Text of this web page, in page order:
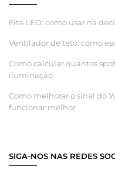
Fita LED: como usar na
Ventilador de teto: como
Como calcular quantos
iluminação
Como melhorar o sinal do
funcionar melhor
SIGA-NOS NAS REDES